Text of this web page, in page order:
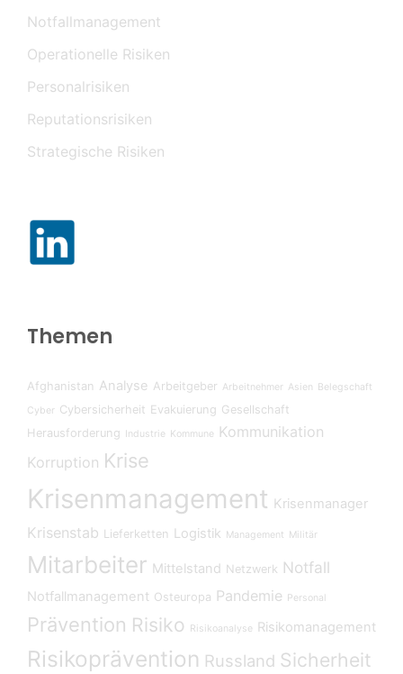
Notfallmanagement
Operationelle Risiken
Personalrisiken
Reputationsrisiken
Strategische Risiken
Themen
Afghanistan Analyse Arbeitgeber Arbeitnehmer Asien
Belegschaft
Cyber
Cybersicherheit Evakuierung Gesellschaft
Herausforderung
Industrie Kommune
Kommunikation
Korruption Krise
Krisenmanagement Krisenmanager
Krisenstab Lieferketten Logistik Management Militär
Mitarbeiter Mittelstand Netzwerk Notfall
Notfallmanagement Osteuropa Pandemie Personal
Prävention Risiko Risikoanalyse Risikomanagement
Risikoprävention Russland Sicherheit